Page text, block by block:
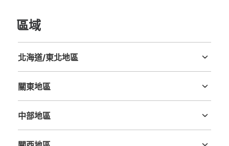
可保管的行李數
大的:6/ ¥300
付款方式
現金
區域
北海道/東北地區
關東地區
中部地區